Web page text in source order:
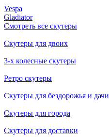
Vespa
Gladiator
Смотреть все скутеры
Скутеры для двоих
3-х колесные скутеры
Ретро скутеры
Скутеры для бездорожья и дачи
Скутеры для города
Скутеры для доставки